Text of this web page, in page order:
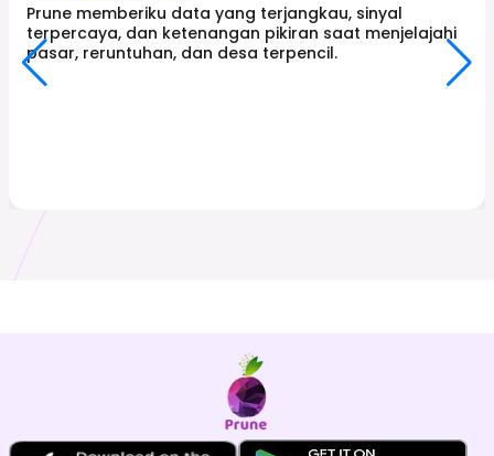
Prune memberiku data yang terjangkau, sinyal
terpercaya, dan ketenangan pikiran saat menjelajahi
pasar, reruntuhan, dan desa terpencil.